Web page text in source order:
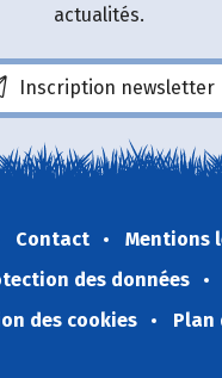
actualités.
Inscription newsletter
Contact
Mentions
des données
des cookies
Plan